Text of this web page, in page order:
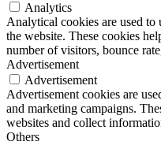
Analytics
Analytical cookies are used
the website. These cookies
number of visitors, bounce
Advertisement
Advertisement
Advertisement cookies are
and marketing campaigns.
websites and collect
Others